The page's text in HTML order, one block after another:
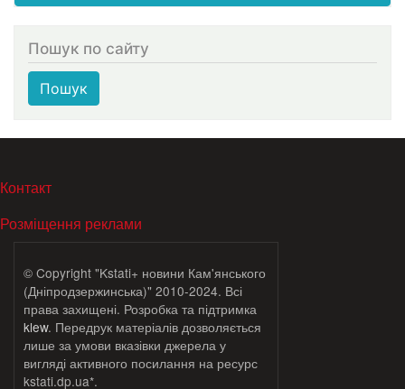
Пошук по сайту
Пошук
МЕНЮ В ПОДВАЛЕ
Контакт
Розміщення реклами
© Copyright "Kstati+ новини Кам'янського
(Дніпродзержинська)" 2010-2024. Всі
права захищені. Розробка та підтримка
klew. Передрук матеріалів дозволяється
лише за умови вказівки джерела у
вигляді активного посилання на ресурс
kstati.dp.ua*.